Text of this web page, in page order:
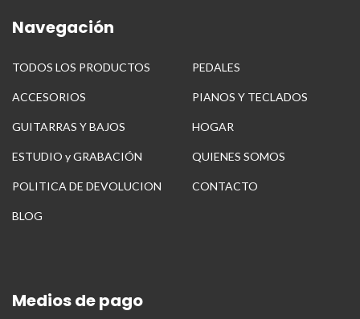
Navegación
TODOS LOS PRODUCTOS PEDALES
ACCESORIOS PIANOS Y TECLADOS
GUITARRAS Y BAJOS HOGAR
ESTUDIO y GRABACIÓN QUIENES SOMOS
POLITICA DE DEVOLUCION CONTACTO
BLOG
Medios de pago